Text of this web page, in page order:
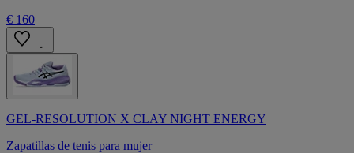
€ 160
GEL-RESOLUTION X CLAY NIGHT ENERGY
Zapatillas de tenis para mujer